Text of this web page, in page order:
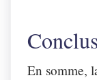
En somme,